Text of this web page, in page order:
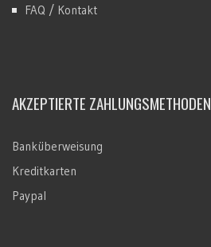
FAQ / Kontakt
AKZEPTIERTE ZAHLUNGSMETHODEN
Banküberweisung
Kreditkarten
Paypal